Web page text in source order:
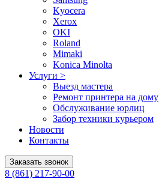
Kyocera
Xerox
OKI
Roland
Mimaki
Konica Minolta
Услуги >
Выезд мастера
Ремонт принтера на дому
Обслуживание юрлиц
Забор техники курьером
Новости
Контакты
Заказать звонок
8 (861) 217-90-00